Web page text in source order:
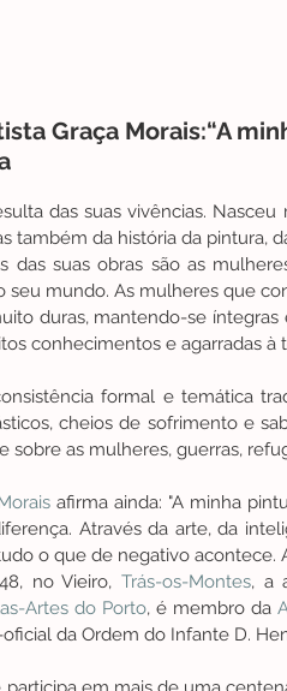
Graça Morais:“A
NaN de 5 estrelas.
das suas vivências.
também da história da pintura,
das suas obras são as
seu mundo. As mulheres que
duras, mantendo-se íntegras
conhecimentos e agarradas à
formal e temática
cheios de sofrimento e
sobre as mulheres, guerras,
afirma ainda: "A minha
Através da arte, da
o que de negativo acontece.
no Vieiro, Trás-os-Montes, a
Artes do Porto, é membro da
da Ordem do Infante D.